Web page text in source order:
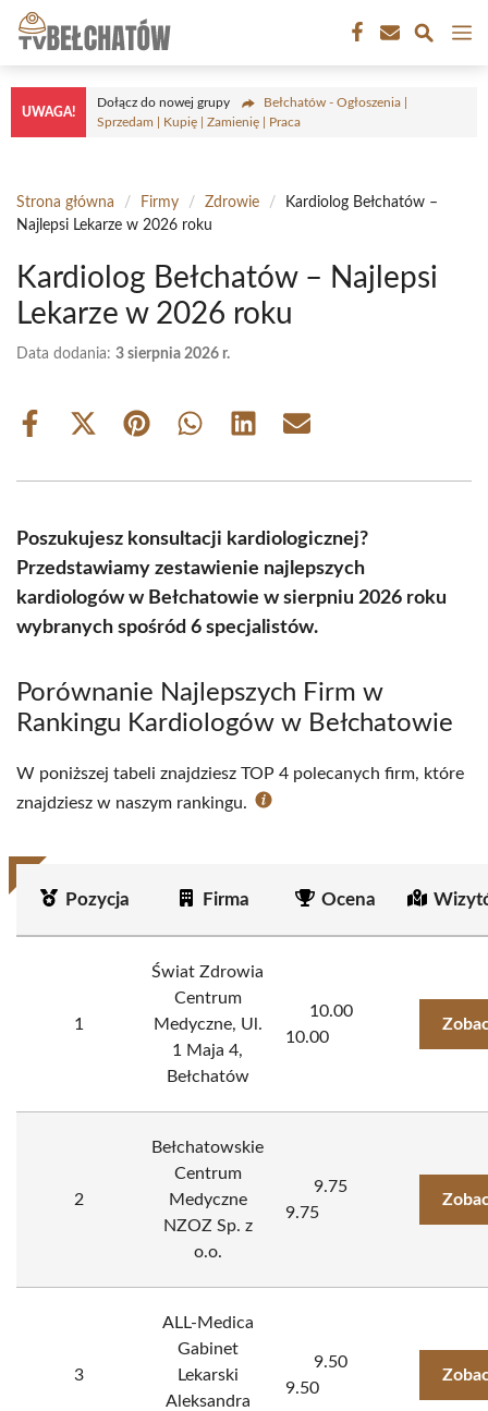
Przejdź
treści
UWAGA!
Dołącz do nowej grupy
Bełchatów - Ogłoszenia |
Sprzedam | Kupię | Zamienię | Praca
Strona główna / Firmy / Zdrowie /
Kardiolog Bełchatów –
Najlepsi Lekarze w 2026 roku
Kardiolog Bełchatów – Najlepsi
Lekarze w 2026 roku
Data dodania: 3 sierpnia 2026 r.
Share
Share
(Twitter)
Share Share Share Share
Poszukujesz konsultacji kardiologicznej?
Przedstawiamy zestawienie najlepszych
kardiologów w Bełchatowie w sierpniu 2026 roku
wybranych spośród 6 specjalistów.
Porównanie Najlepszych Firm w
Rankingu Kardiologów w Bełchatowie
W poniższej tabeli znajdziesz TOP 4 polecanych firm, które
znajdziesz w naszym rankingu.
Pozycja Firma Ocena
1
Świat Zdrowia
Centrum
Medyczne, Ul.
1 Maja 4,
Bełchatów
10.00
10.00
2
Bełchatowskie
Centrum
Medyczne
NZOZ Sp. z
o.o.
9.75
9.75
3
ALL-Medica
Gabinet
Lekarski
Aleksandra
9.50
9.50